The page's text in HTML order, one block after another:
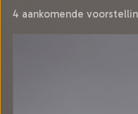
4 aankomende